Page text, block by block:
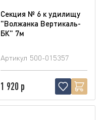
Секция № 6 к удилищу
"Волжанка Вертикаль-
БК" 7м
Артикул 500-015357
1 920 р